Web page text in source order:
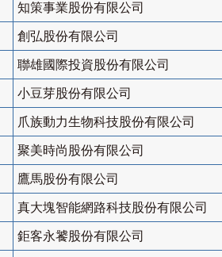
知策事業股份有限公司
創弘股份有限公司
聯雄國際投資股份有限公司
小豆芽股份有限公司
爪族動力生物科技股份有限公司
聚美時尚股份有限公司
鷹馬股份有限公司
真大塊智能網路科技股份有限公司
鉅客永饕股份有限公司